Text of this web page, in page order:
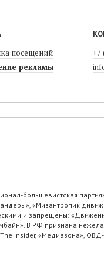
посещений
рекламы
+7
большевистская
«Мизантропик
и запрещены:
В РФ признана
Insider, «Медиазона»,